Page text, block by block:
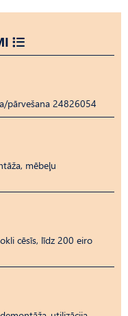
pārvešana 24826054
mēbeļu
cēsīs, līdz 200 eiro